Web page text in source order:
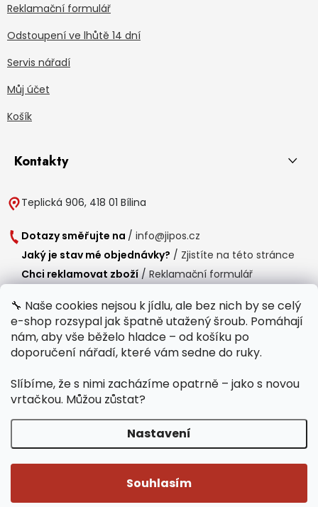
🔧 Naše cookies nejsou k jídlu, ale bez nich by se celý
e-shop rozsypal jak špatně utažený šroub. Pomáhají
nám, aby vše běželo hladce – od košíku po
doporučení nářadí, které vám sedne do ruky.
Slíbíme, že s nimi zacházíme opatrně – jako s novou
vrtačkou. Můžou zůstat?
Nastavení
Souhlasím
Reklamační formulář
Odstoupení ve lhůtě 14 dní
Servis nářadí
Můj účet
Košík
Kontakty
Teplická 906, 418 01 Bílina
Dotazy směřujte na / info@jipos.cz
Jaký je stav mé objednávky? / Zjistíte na této stránce
Chci reklamovat zboží / Reklamační formulář
Provozní doba
Po-Čt / 8:00 - 15:00
Polední přestávka /11:00 - 11:30
Běží na Shoptet Premium/Webdesign mi-ma.cz
Copyright 2026Jipos.cz. Všechna práva vyhrazena.Upravit nastavení
cookies